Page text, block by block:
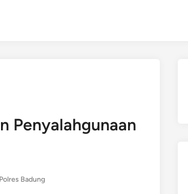
Penyalahgunaan
Polres Badung